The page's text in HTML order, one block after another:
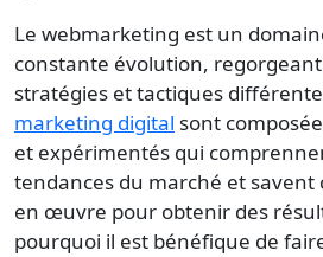
Le webmarketing est un
constante évolution,
stratégies et tactiques
marketing digital sont
et expérimentés qui
tendances du marché et
en œuvre pour obtenir des
pourquoi il est bénéfique de